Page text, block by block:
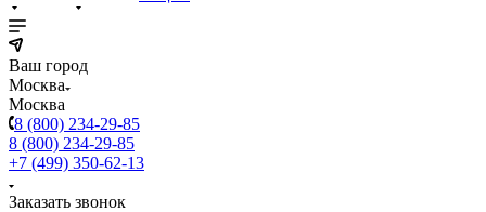
Ваш город
Москва
Москва
8 (800) 234-29-85
8 (800) 234-29-85
+7 (499) 350-62-13
Заказать звонок